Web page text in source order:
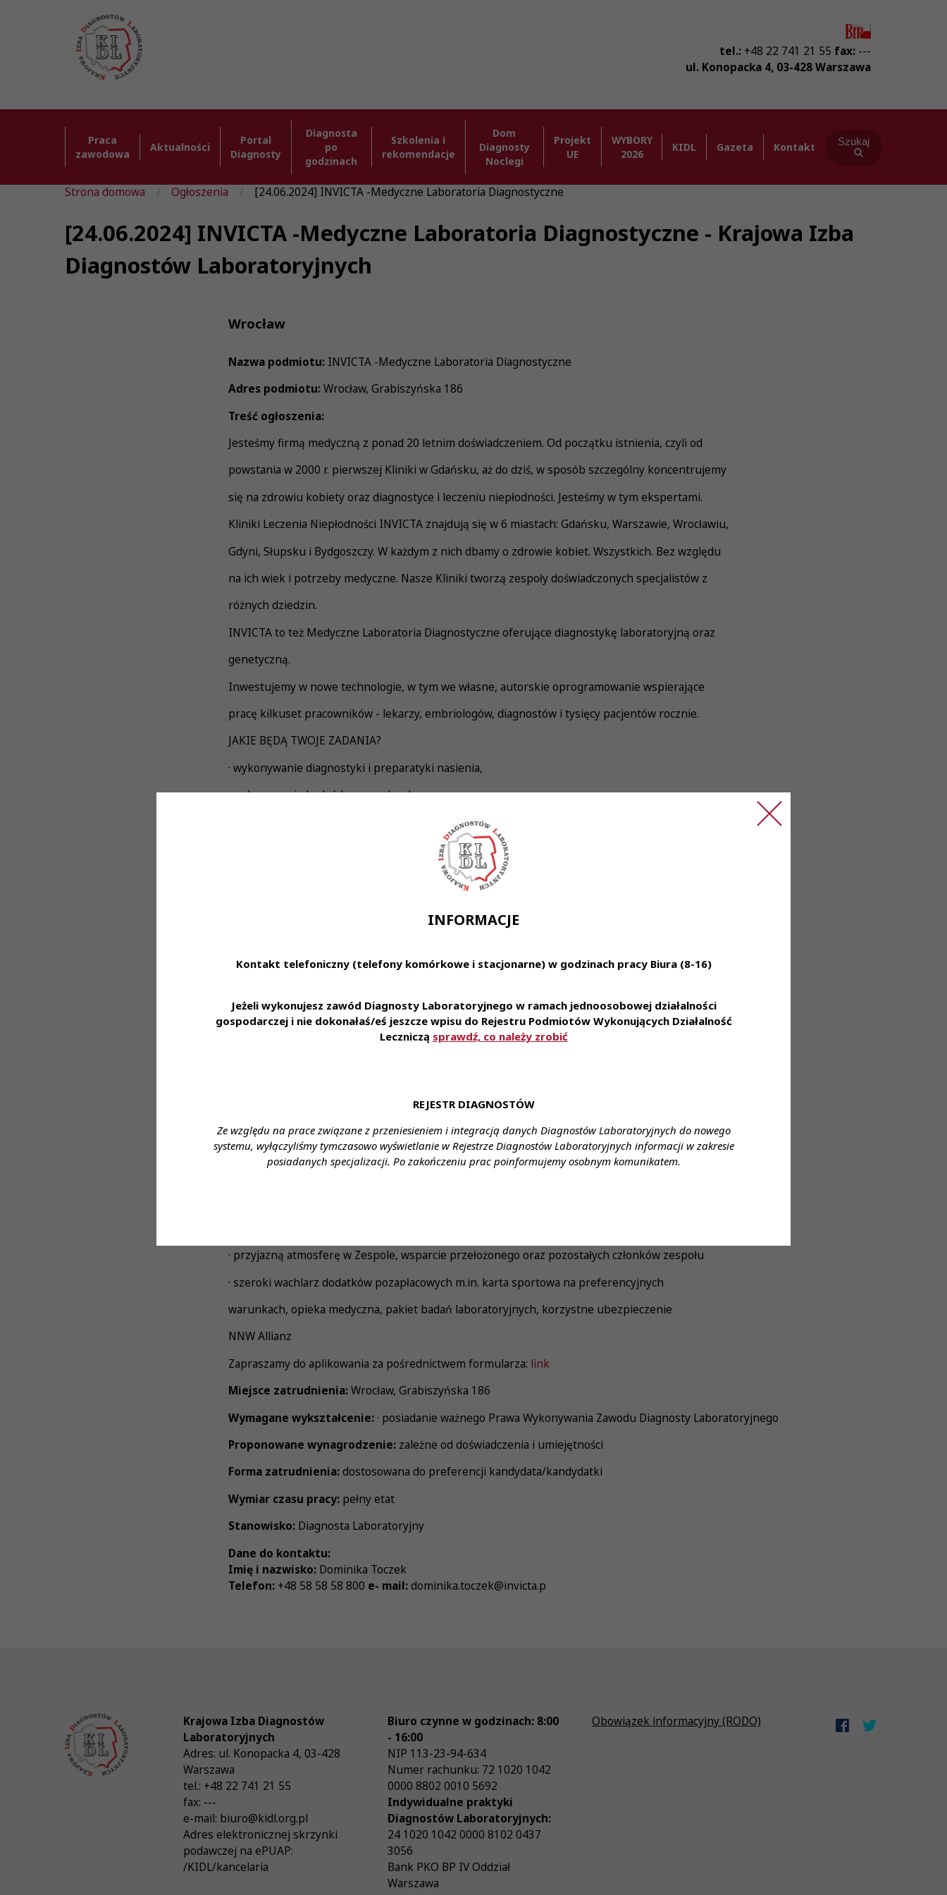
tel.: +48 22 741 21 55 fax: ---
ul. Konopacka 4, 03-428Warszawa
Praca
zawodowa
Aktualności
Portal
Diagnosty
Diagnosta
po
godzinach
Szkolenia i
rekomendacje
Dom
Diagnosty
Noclegi
Projekt
UE
WYBORY
2026
KIDL Gazeta Kontakt Szukaj
INFORMACJE
Kontakt telefoniczny (telefony komórkowe i stacjonarne) w godzinach pracy Biura (8-16)
Jeżeli wykonujesz zawód Diagnosty Laboratoryjnego w ramach jednoosobowej działalności
gospodarczej i nie dokonałaś/eś jeszcze wpisu do Rejestru Podmiotów Wykonujących Działalność
Leczniczą sprawdź, co należy zrobić
REJESTR DIAGNOSTÓW
Ze względu na prace związane z przeniesieniem i integracją danych Diagnostów Laboratoryjnych do nowego
systemu, wyłączyliśmy tymczasowo wyświetlanie w Rejestrze Diagnostów Laboratoryjnych informacji w zakresie
posiadanych specjalizacji. Po zakończeniu prac poinformujemy osobnym komunikatem.
Strona domowa Ogłoszenia [24.06.2024] INVICTA -Medyczne Laboratoria Diagnostyczne
[24.06.2024] INVICTA -Medyczne Laboratoria Diagnostyczne - Krajowa Izba
Diagnostów Laboratoryjnych
Wrocław
Nazwa podmiotu:INVICTA -Medyczne Laboratoria Diagnostyczne
Adres podmiotu:Wrocław, Grabiszyńska 186
Treść ogłoszenia:
Jesteśmy firmą medyczną z ponad 20 letnim doświadczeniem. Od początku istnienia, czyli od
powstania w 2000 r. pierwszej Kliniki w Gdańsku, aż do dziś, w sposób szczególny koncentrujemy
się na zdrowiu kobiety oraz diagnostyce i leczeniu niepłodności. Jesteśmy w tym ekspertami.
Kliniki Leczenia Niepłodności INVICTA znajdują się w 6 miastach: Gdańsku, Warszawie, Wrocławiu,
Gdyni, Słupsku i Bydgoszczy. W każdym z nich dbamy o zdrowie kobiet. Wszystkich. Bez względu
na ich wiek i potrzeby medyczne. Nasze Kliniki tworzą zespoły doświadczonych specjalistów z
różnych dziedzin.
INVICTA to też Medyczne Laboratoria Diagnostyczne oferujące diagnostykę laboratoryjną oraz
genetyczną.
Inwestujemy w nowe technologie, w tym we własne, autorskie oprogramowanie wspierające
pracę kilkuset pracowników - lekarzy, embriologów, diagnostów i tysięcy pacjentów rocznie.
JAKIE BĘDĄ TWOJE ZADANIA?
· wykonywanie diagnostyki i preparatyki nasienia,
· wykonywanie badań hormonalnych,
· wysoka dbałość o zachowanie procedur, poufność, gromadzenie i zabezpieczanie danych
· posiadanie ważnego Prawa Wykonywania Zawodu Diagnosty Laboratoryjnego
· wysoka umiejętnością skupienia i dbałość o szczegóły,
· dojrzałość emocjonalna i odporność na stres,
· otwartość na bezpośredni kontakt z pacjentem.
· przyjazną atmosferę w Zespole, wsparcie przełożonego oraz pozostałych członków zespołu
· szeroki wachlarz dodatków pozapłacowych m.in. karta sportowa na preferencyjnych
warunkach, opieka medyczna, pakiet badań laboratoryjnych, korzystne ubezpieczenie
NNW Allianz
Zapraszamy do aplikowania za pośrednictwem formularza: link
Miejsce zatrudnienia:Wrocław, Grabiszyńska 186
Wymagane wykształcenie: · posiadanie ważnego Prawa Wykonywania Zawodu Diagnosty Laboratoryjnego
Proponowane wynagrodzenie:zależne od doświadczenia i umiejętności
Forma zatrudnienia:dostosowana do preferencji kandydata/kandydatki
Wymiar czasu pracy:pełny etat
Stanowisko:Diagnosta Laboratoryjny
Dane do kontaktu:
Imię i nazwisko:Dominika Toczek
Telefon: +48 58 58 58 800 e- mail:dominika.toczek@invicta.p
Krajowa Izba Diagnostów
Laboratoryjnych
Adres: ul. Konopacka 4,03-428
Warszawa
tel.: +48 22 741 21 55
fax: ---
e-mail: biuro@kidl.org.pl
Adres elektronicznej skrzynki
podawczej na ePUAP:
/KIDL/kancelaria
Biuro czynne w godzinach: 8:00
- 16:00
NIP 113-23-94-634
Numer rachunku: 72 1020 1042
0000 8802 0010 5692
Indywidualne praktyki
Diagnostów Laboratoryjnych:
24 1020 1042 0000 8102 0437
3056
Bank PKO BP IV Oddział
Warszawa
Obowiązek informacyjny (RODO)